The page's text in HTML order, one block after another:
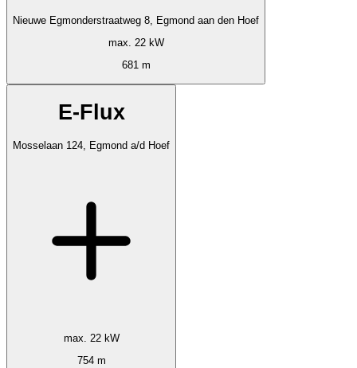
Nieuwe Egmonderstraatweg 8, Egmond aan den Hoef
max. 22 kW
681 m
E-Flux
Mosselaan 124, Egmond a/d Hoef
max. 22 kW
754 m